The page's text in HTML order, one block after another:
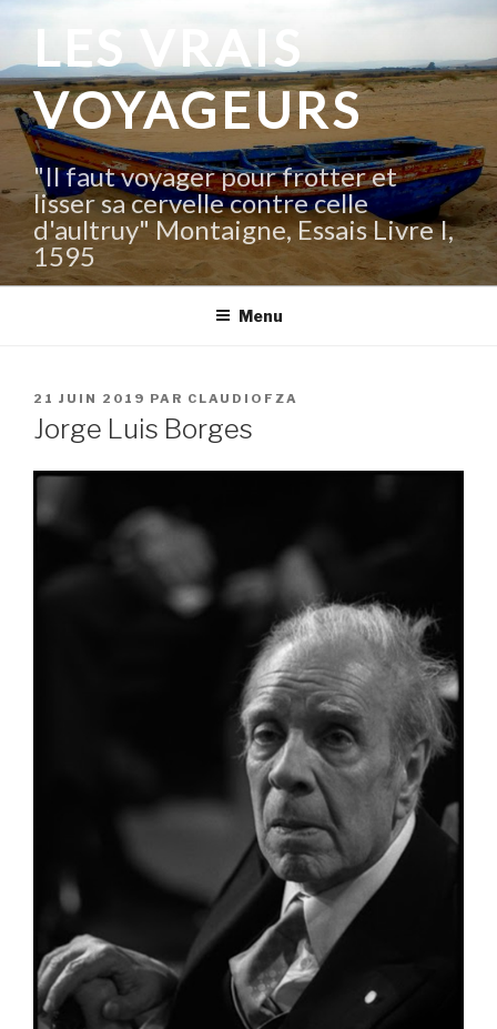
contenu
principal
LES VRAIS
VOYAGEURS
"Il faut voyager pour frotter et
lisser sa cervelle contre celle
d'aultruy" Montaigne, Essais Livre I,
1595
Menu
PUBLIÉ
LE
21 JUIN 2019 PAR CLAUDIOFZA
Jorge Luis Borges